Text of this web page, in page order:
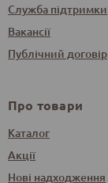
Служба підтримки
Вакансії
Публічний договір
Про товари
Каталог
Акції
Нові надходження